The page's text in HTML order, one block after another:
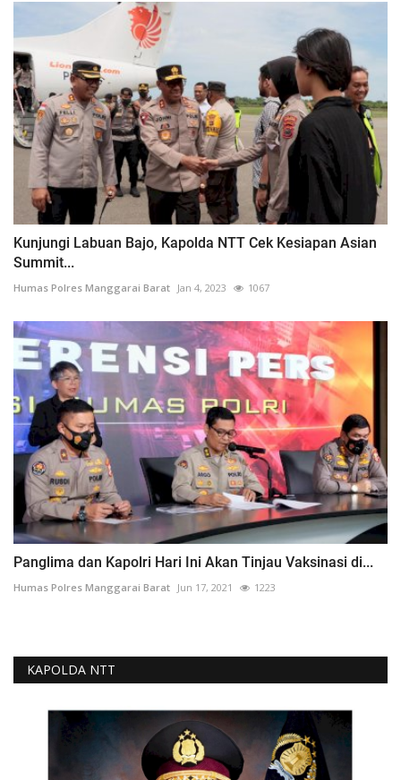
Kunjungi Labuan Bajo, Kapolda NTT Cek Kesiapan Asian
Summit...
Humas Polres Manggarai Barat Jan 4, 2023 1067
Panglima dan Kapolri Hari Ini Akan Tinjau Vaksinasi di...
Humas Polres Manggarai Barat Jun 17, 2021 1223
KAPOLDA NTT